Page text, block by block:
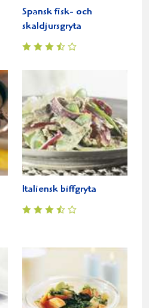
Spansk fisk- och
skaldjursgryta
Italiensk biffgryta